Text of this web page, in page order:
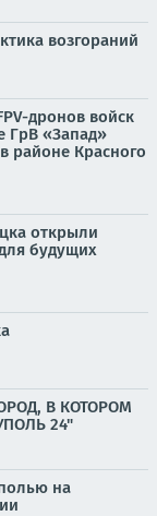
возгораний
дронов войск
ГрВ «Запад»
районе Красного
открыли
будущих
В КОТОРОМ
24"
на